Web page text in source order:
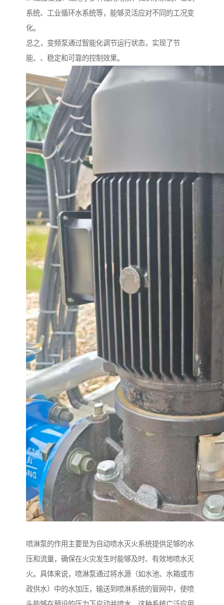
系统、工业循环水系统等，能够灵活应对不同的工况变
化。
总之，变频泵通过智能化调节运行状态，实现了节
能、、稳定和可靠的控制效果。
喷淋泵的作用主要是为自动喷水灭火系统提供足够的水
压和流量，确保在火灾发生时能够及时、有效地喷水灭
火。具体来说，喷淋泵通过将水源（如水池、水箱或市
政供水）中的水加压，输送到喷淋系统的管网中，使喷